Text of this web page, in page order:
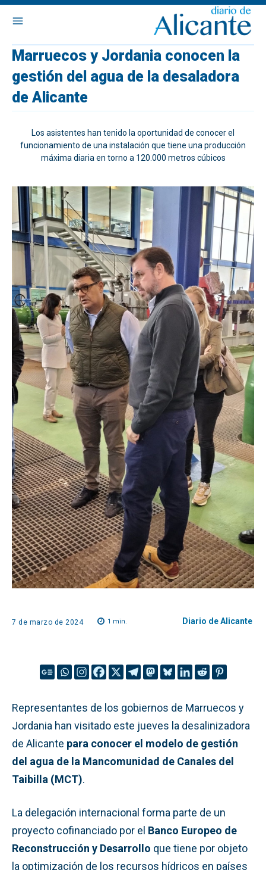
Marruecos y Jordania conocen la
gestión del agua de la desaladora
de Alicante
Los asistentes han tenido la oportunidad de conocer el
funcionamiento de una instalación que tiene una producción
máxima diaria en torno a 120.000 metros cúbicos
7 de marzo de 2024 1 min. Diario de Alicante
Representantes de los gobiernos de Marruecos y
Jordania han visitado este jueves la desalinizadora
de Alicante para conocer el modelo de gestión
del agua de la Mancomunidad de Canales del
Taibilla (MCT).
La delegación internacional forma parte de un
proyecto cofinanciado por el Banco Europeo de
Reconstrucción y Desarrollo que tiene por objeto
la optimización de los recursos hídricos en países